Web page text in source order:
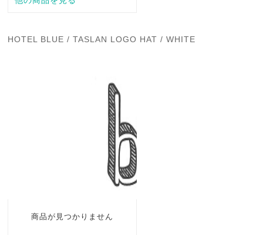
HOTEL BLUE / TASLAN LOGO HAT / WHITE